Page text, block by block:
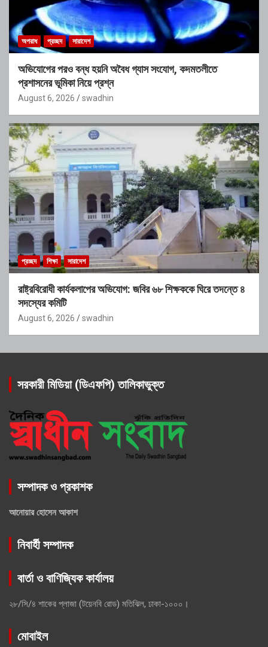
অপরাধ প্রচ্ছদ সারাদেশ
অভিযোগের পরও বন্ধ হয়নি অবৈধ গ্যাস সংযোগ, কদমতলীতে
প্রশাসনের ভূমিকা নিয়ে প্রশ্ন
August 6, 2026 swadhin
প্রচ্ছদ শিক্ষা সারাদেশ
রাষ্ট্রবিরোধী কার্যকলাপের অভিযোগ: জবির ৬৮ শিক্ষককে ঘিরে তদন্তে ৪
সদস্যের কমিটি
August 6, 2026 swadhin
সরকারী মিডিয়া (ডিএফপি) তালিকাভুক্ত
সম্পাদক ও প্রকাশক
আনোয়ার হোসেন আকাশ
নিবার্হী সম্পাদক
বার্তা ও বাণিজ্যিক কার্যালয়
২৮/সি/৪ শাকের প্লাজা (টয়েনবি রোড) মতিঝিল, ঢাকা-১০০০।
মোবাইল